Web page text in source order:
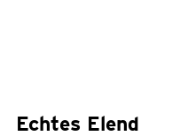
Echtes Elend